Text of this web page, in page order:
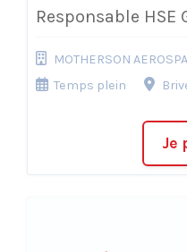
Responsable HSE
MOTHERSON
Temps plein
Je